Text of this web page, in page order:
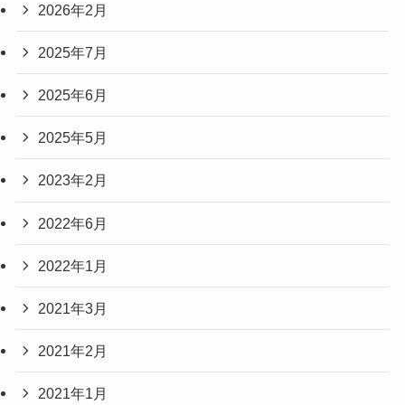
2026年2月
2025年7月
2025年6月
2025年5月
2023年2月
2022年6月
2022年1月
2021年3月
2021年2月
2021年1月